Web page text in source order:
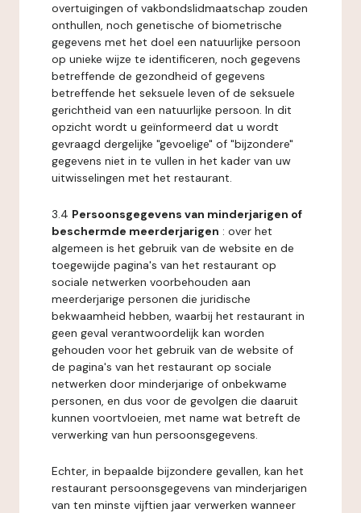
overtuigingen of vakbondslidmaatschap zouden
onthullen, noch genetische of biometrische
gegevens met het doel een natuurlijke persoon
op unieke wijze te identificeren, noch gegevens
betreffende de gezondheid of gegevens
betreffende het seksuele leven of de seksuele
gerichtheid van een natuurlijke persoon. In dit
opzicht wordt u geïnformeerd dat u wordt
gevraagd dergelijke "gevoelige" of "bijzondere"
gegevens niet in te vullen in het kader van uw
uitwisselingen met het restaurant.
3.4 Persoonsgegevens van minderjarigen of
beschermde meerderjarigen : over het
algemeen is het gebruik van de website en de
toegewijde pagina's van het restaurant op
sociale netwerken voorbehouden aan
meerderjarige personen die juridische
bekwaamheid hebben, waarbij het restaurant in
geen geval verantwoordelijk kan worden
gehouden voor het gebruik van de website of
de pagina's van het restaurant op sociale
netwerken door minderjarige of onbekwame
personen, en dus voor de gevolgen die daaruit
kunnen voortvloeien, met name wat betreft de
verwerking van hun persoonsgegevens.
Echter, in bepaalde bijzondere gevallen, kan het
restaurant persoonsgegevens van minderjarigen
van ten minste vijftien jaar verwerken wanneer